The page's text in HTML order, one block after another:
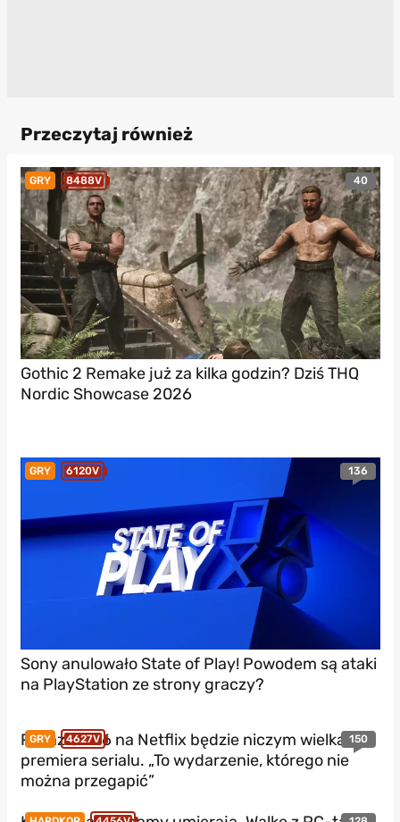
Przeczytaj również
GRY 8488V 40
Gothic 2 Remake już za kilka godzin? Dziś THQ
Nordic Showcase 2026
GRY 6120V 136
Sony anulowało State of Play! Powodem są ataki
na PlayStation ze strony graczy?
GRY 4627V 150
Pokaz GTA 6 na Netflix będzie niczym wielka
premiera serialu. „To wydarzenie, którego nie
można przegapić”